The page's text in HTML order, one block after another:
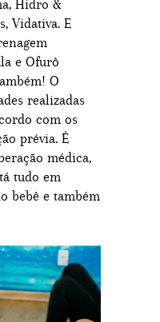
Hidro &
Vidativa. E
e Ofurô
O
realizadas
com os
prévia. É
médica,
tudo em
bebê e também